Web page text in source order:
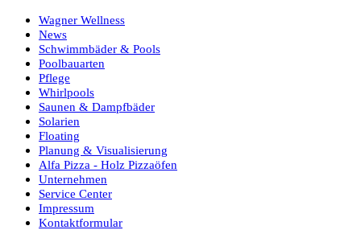
Wagner Wellness
News
Schwimmbäder & Pools
Poolbauarten
Pflege
Whirlpools
Saunen & Dampfbäder
Solarien
Floating
Planung & Visualisierung
Alfa Pizza - Holz Pizzaöfen
Unternehmen
Service Center
Impressum
Kontaktformular